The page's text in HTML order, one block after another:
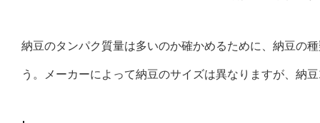
納豆のタンパク質量は多いのか確かめるために、納豆の
う。メーカーによって納豆のサイズは異なりますが、納